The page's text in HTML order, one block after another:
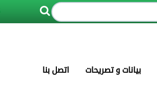
اتصل بنا بيانات و تصريحات